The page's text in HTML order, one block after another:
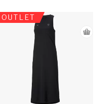
OUTLET